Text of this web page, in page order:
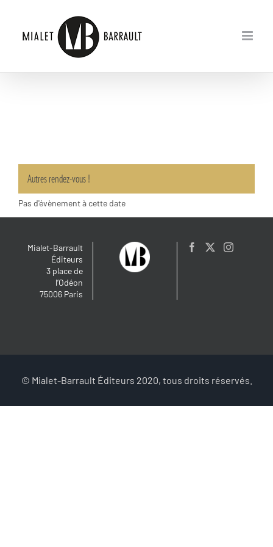
Autres rendez-vous !
Pas d'évènement à cette date
Mialet-Barrault
Éditeurs
3 place de
l’Odéon
75006 Paris
© Mialet-Barrault Éditeurs 2020, tous droits réservés.